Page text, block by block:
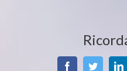
FacebookTwitter